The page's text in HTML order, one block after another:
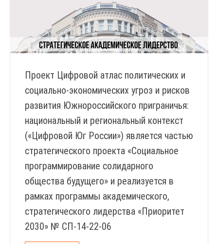
Проект Цифровой атлас политических и
социально-экономических угроз и рисков
развития Южнороссийского приграничья:
национальный и региональный контекст
(«Цифровой Юг России») является частью
стратегического проекта «Социальное
программирование солидарного
общества будущего» и реализуется в
рамках программы академического,
стратегического лидерства «Приоритет
2030» № СП-14-22-06